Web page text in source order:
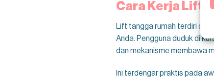
Cara Kerja Lift
Lift tangga rumah terdiri
Anda. Pengguna duduk di
dan mekanisme membawa
Ini terdengar praktis pada